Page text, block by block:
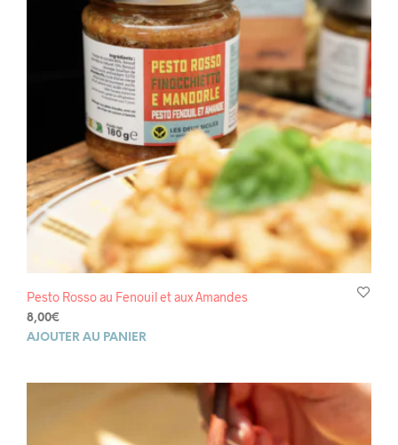
Pesto Rosso au Fenouil et aux Amandes
8,00€
AJOUTER AU PANIER